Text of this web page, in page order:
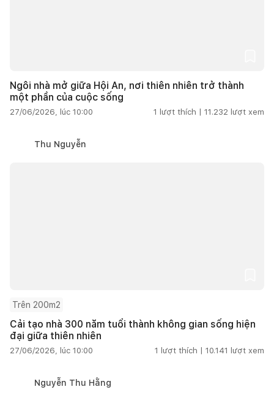
Ngôi nhà mở giữa Hội An, nơi thiên nhiên trở thành
một phần của cuộc sống
27/06/2026, lúc 10:00 1 lượt thích | 11.232 lượt xem
Thu Nguyễn
Trên 200m2
Cải tạo nhà 300 năm tuổi thành không gian sống hiện
đại giữa thiên nhiên
27/06/2026, lúc 10:00 1 lượt thích | 10.141 lượt xem
Nguyễn Thu Hằng